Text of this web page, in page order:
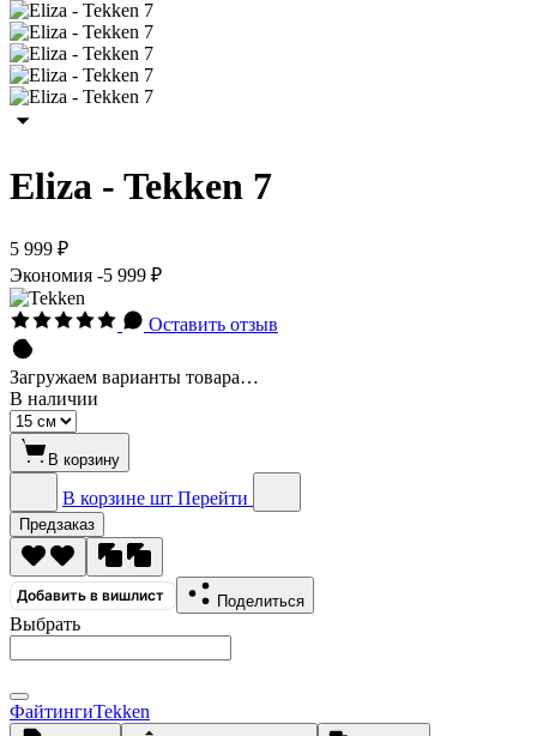
Eliza - Tekken 7
5 999 ₽
Экономия -5 999 ₽
Оставить отзыв
Загружаем варианты товара…
В наличии
В корзину
В корзине шт Перейти
Предзаказ
Добавить в вишлист Поделиться
Выбрать
ФайтингиTekken